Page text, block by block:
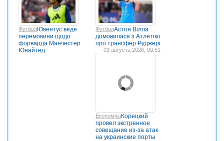
ФутболЮвентус веде
перемовини щодо
форварда Манчестер
Юнайтед
ФутболАстон Вілла
домовилася з Атлетіко
про трансфер Руджері
03 августа 2026, 00:51
ЕкономікаКорецкий
провел экстренное
совещание из-за атак
на украинские порты